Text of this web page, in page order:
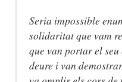
Seria impossible
solidaritat que vam
que van portar el
deure i van